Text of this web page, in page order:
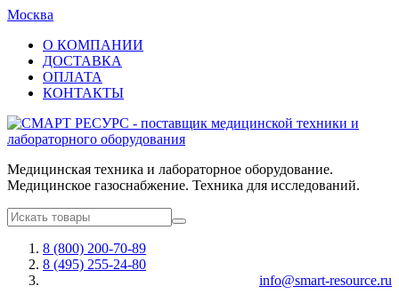
Москва
О КОМПАНИИ
ДОСТАВКА
ОПЛАТА
КОНТАКТЫ
Медицинская техника и лабораторное оборудование.
Медицинское газоснабжение. Техника для исследований.
8 (800) 200-70-89
8 (495) 255-24-80
info@smart-resource.ru